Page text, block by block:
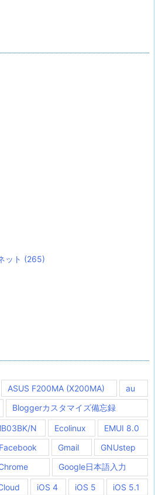
ット (265)
ASUS F200MA (X200MA)
au
Bloggerカスタマイズ備忘録
N Ecolinux
EMUI 8.0
Facebook Gmail
GNUstep
Google日本語入力
iOS 4 iOS 5
iOS 5.1